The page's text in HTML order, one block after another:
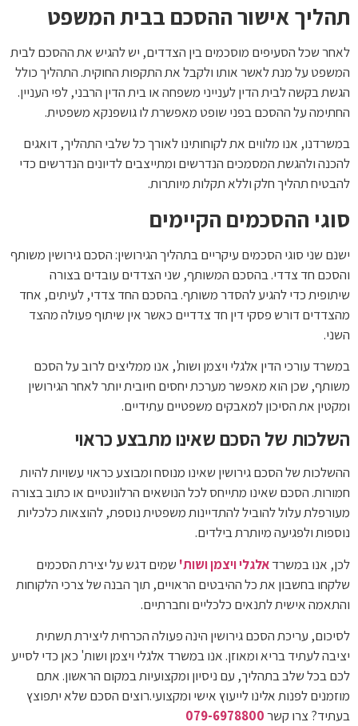
תהליך אישור ההסכם בבית המשפט
לאחר שכל הסעיפים מוסכמים בין הצדדים, יש להגיש את ההסכם לבית
המשפט על מנת לאשר אותו ולקבל את התקפות החוקית. התהליך כולל
הגשת בקשה לבית הדין לענייני משפחה או בית הדין הרבני, לפי העניין.
החתימה על ההסכם בפני שופט מאפשרת לו גושפנקא משפטית.
במשרדנו, אנו מלווים את לקוחותינו לאורך כל שלבי התהליך, דואגים
להכנה ולהגשת המסמכים הנדרשים ומתייצבים לדיונים הנדרשים כדי
להבטיח תהליך חלק וללא תקלות מיותרות.
סוגי ההסכמים הקיימים
ישנם שני סוגי הסכמים עיקריים בתהליך הגירושין: הסכם גירושין משותף
והסכם חד צדדי. בהסכם המשותף, שני הצדדים עובדים בצורה
שיתופית כדי להגיע להסדר משותף. בהסכם החד צדדי, לעיתים, אחד
מהצדדים דורש פסקי דין חד צדדיים כאשר אין שיתוף פעולה מהצד
השני.
במשרד עורכי הדין אלגלי ויצמן ושות', אנו ממליצים לרוב על הסכם
משותף, שכן הוא מאפשר מערכת יחסים חיובית יותר לאחר הגירושין
ומקטין את הסיכון למאבקים משפטיים עתידיים.
השלכות של הסכם שאינו מתבצע כראוי
ההשלכות של הסכם גירושין שאינו מנוסח ומבוצע כראוי עשויות להיות
חמורות. הסכם שאינו מתייחס לכל הנושאים הרלוונטיים או כתוב בצורה
מעורפלת עלול להוביל להתדיינות משפטית נוספת, להוצאות כלכליות
נוספות ולפגיעה מיותרת בילדים.
לכן, אנו במשרדאלגלי ויצמן ושות' שמים דגש על יצירת הסכמים
שלקחו בחשבון את כל ההיבטים הראויים, תוך הבנה של צרכי הלקוחות
והתאמה אישית לתנאים כלכליים וחברתיים.
לסיכום, עריכת הסכם גירושין הינה פעולה הכרחית ליצירת תשתית
יציבה לעתיד בריא ומאוזן. אנו במשרד אלגלי ויצמן ושות' כאן כדי לסייע
לכם בכל שלב בתהליך, עם ניסיון ומקצועיות במקום הראשון. אתם
מוזמנים לפנות אלינו לייעוץ אישי ומקצועי.רוצים הסכם שלא יתפוצץ
בעתיד? צרו קשר079-6978800